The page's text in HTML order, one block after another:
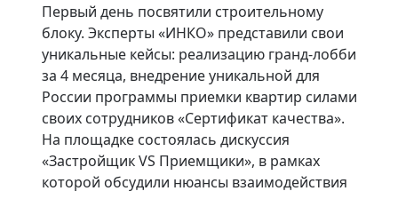
Первый день посвятили строительному
блоку. Эксперты «ИНКО» представили свои
уникальные кейсы: реализацию гранд-лобби
за 4 месяца, внедрение уникальной для
России программы приемки квартир силами
своих сотрудников «Сертификат качества».
На площадке состоялась дискуссия
«Застройщик VS Приемщики», в рамках
которой обсудили нюансы взаимодействия